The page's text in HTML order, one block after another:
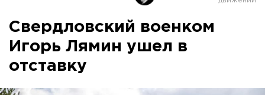
Свердловский военком
Игорь Лямин ушел в
отставку